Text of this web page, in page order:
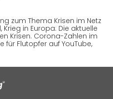
zum Thema Krisen im Netz
in Europa: Die aktuelle
Krisen. Corona-Zahlen im
für Flutopfer auf YouTube,